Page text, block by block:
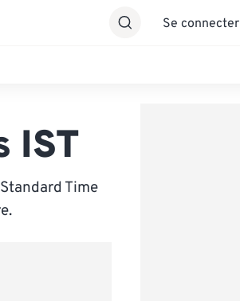
Se connecter
IST
Time